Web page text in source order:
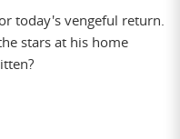
today's vengeful return.
stars at his home